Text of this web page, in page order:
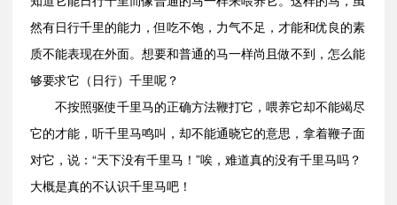
然有日行千里的能力，但吃不饱，力气不足，才能和优良的素
质不能表现在外面。想要和普通的马一样尚且做不到，怎么能
够要求它（日行）千里呢？
不按照驱使千里马的正确方法鞭打它，喂养它却不能竭尽
它的才能，听千里马鸣叫，却不能通晓它的意思，拿着鞭子面
对它，说：“天下没有千里马！”唉，难道真的没有千里马吗？
大概是真的不认识千里马吧！